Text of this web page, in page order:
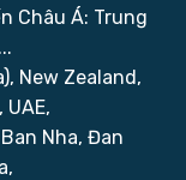
Châu Á: Trung
New Zealand,
Nha, Đan